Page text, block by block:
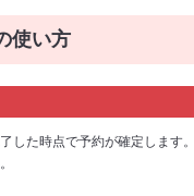
使い方
した時点で予約が確定します。